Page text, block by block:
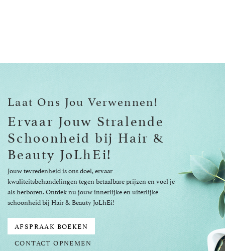
Laat Ons Jou Verwennen!
Ervaar Jouw Stralende
Schoonheid bij Hair &
Beauty JoLhEi!
Jouw tevredenheid is ons doel, ervaar
kwaliteitsbehandelingen tegen betaalbare prijzen en voel je
als herboren. Ontdek nu jouw innerlijke en uiterlijke
schoonheid bij Hair & Beauty JoLhEi!
AFSPRAAK BOEKEN
CONTACT OPNEMEN